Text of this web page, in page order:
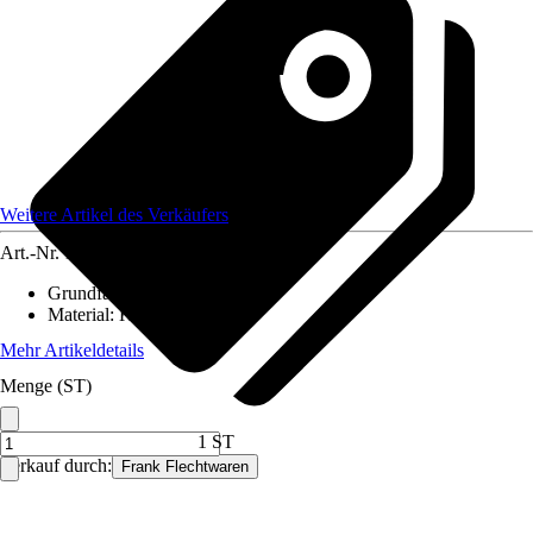
Verkauf durch: Frank Flechtwaren
Weitere Artikel des Verkäufers
Art.-Nr. 12583911
Grundfarbe
Material:Kunststoff
Mehr Artikeldetails
Menge (ST)
1 ST